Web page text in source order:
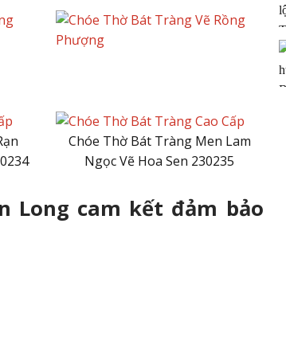
Chóe Thờ Bát Tràng Men Lam
Ngọc Vẽ Hoa Sen 230235
Long cam kết đảm bảo